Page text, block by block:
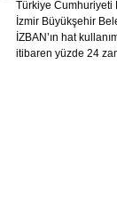
Türkiye Cumhuriyeti
İzmir Büyükşehir
İZBAN’ın hat
itibaren yüzde 24